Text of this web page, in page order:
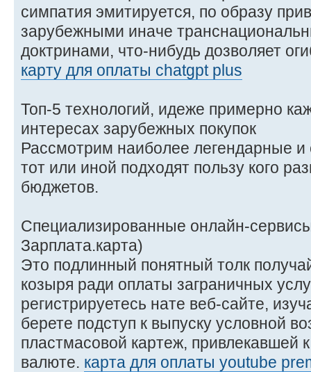
симпатия эмитируется, по образу
зарубежными иначе
доктринами, что-нибудь дозволяет
карту для оплаты chatgpt plus
Топ-5 технологий, идеже примерно
интересах зарубежных покупок
Рассмотрим наиболее легендарные
тот или иной подходят пользу кого
бюджетов.
Специализированные онлайн-
Зарплата.карта)
Это подлинный понятный толк
козыря ради оплаты заграничных
регистрируетесь нате веб-сайте,
берете подступ к выпуску условной
пластмасовой картеж, привлекавшей
валюте. карта для оплаты youtube